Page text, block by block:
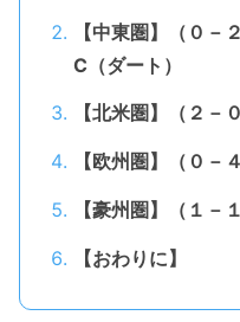
【中東圏】（０－
C（ダート）
【北米圏】（２－
【欧州圏】（０
【豪州圏】（１－
【おわりに】